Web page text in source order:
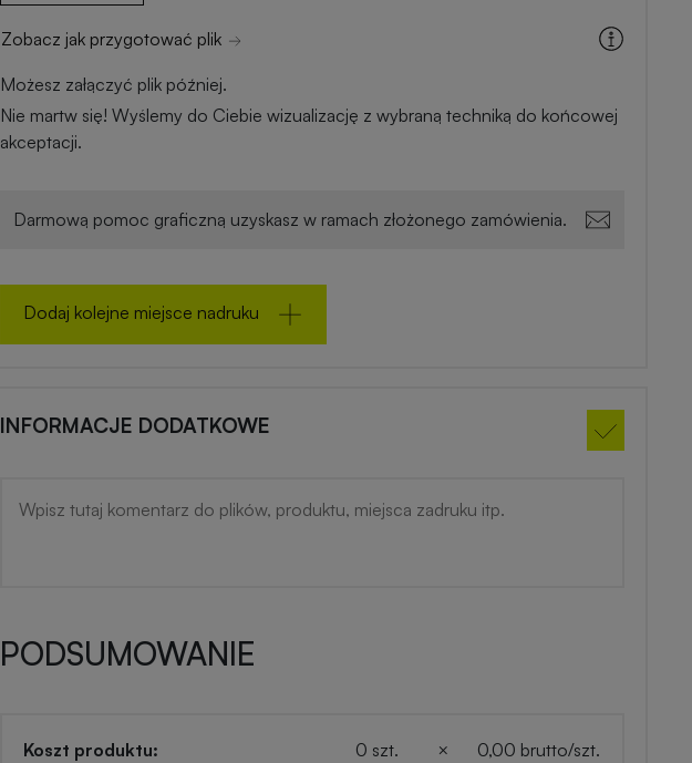
Zobacz jak przygotować plik
Możesz załączyć plik później.
Nie martw się! Wyślemy do Ciebie wizualizację z wybraną techniką do końcowej
akceptacji.
Darmową pomoc graficzną uzyskasz w ramach złożonego zamówienia.
Dodaj kolejne miejsce nadruku
INFORMACJE DODATKOWE
PODSUMOWANIE
Koszt produktu: 0 szt. ×
0,00 brutto/szt.